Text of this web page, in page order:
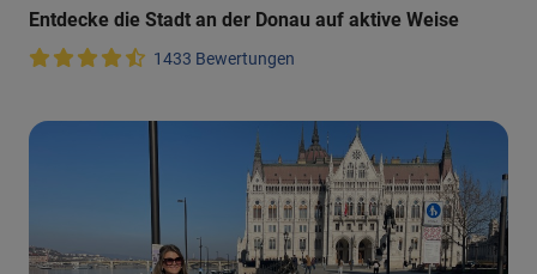
Entdecke die Stadt an der Donau auf aktive Weise
1433 Bewertungen